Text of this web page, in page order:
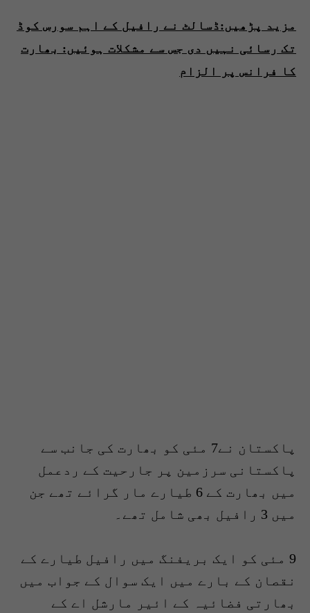
مزید پڑھیں:ڈسالٹ نے رافیل کے اہم سورس کوڈ
تک رسائی نہیں دی جس سے مشکلات ہوئیں: بھارت
کا فرانس پر الزام
پاکستان نے7 مئی کو بھارت کی جانب سے
پاکستانی سرزمین پر جارحیت کے ردعمل
میں بھارت کے 6 طیارے مار گرائے تھے جن
میں 3 رافیل بھی شامل تھے۔
9 مئی کو ایک بریفنگ میں رافیل طیارے کے
نقصان کے بارے میں ایک سوال کے جواب میں
بھارتی فضائیہ کے ائیر مارشل اے کے